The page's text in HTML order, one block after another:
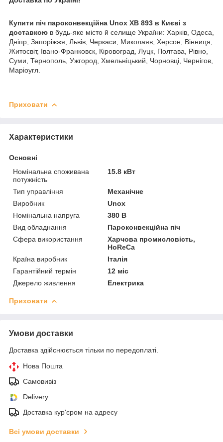
Купити піч пароконвекційна Unox XB 893 в Києві з
доставкою в будь-яке місто й селище України: Харків, Одеса,
Дніпр, Запоріжжя, Львів, Черкаси, Миколаяв, Херсон, Вінниця,
Житосвіт, Івано-Франковск, Кіровоград, Луцк, Полтава, Рівно,
Суми, Тернополь, Ужгород, Хмельніцький, Чорновці, Чернігов,
Маріоугл.
Приховати
Характеристики
Основні
Номінальна споживана
потужність
15.8 кВт
Тип управління
Механічне
Виробник
Unox
Номінальна напруга
380 В
Вид обладнання
Пароконвекційна піч
Сфера використання
Харчова промисловість,
HoReCa
Країна виробник
Італія
Гарантійний термін
12 міс
Джерело живлення
Електрика
Приховати
Умови доставки
Доставка здійснюється тільки по передоплаті.
Нова Пошта
Самовивіз
Delivery
Доставка кур'єром на адресу
Всі умови доставки